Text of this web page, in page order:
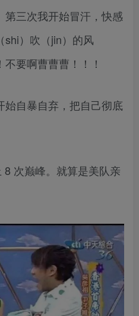
三次我开始冒汗，快感
shi）吹（jin）的风
要啊曹曹曹！！！
自暴自弃，把自己彻底
次巅峰。就算是美队亲